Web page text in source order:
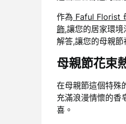
作為 Faful Florist
飾,讓您的居家環
解答,讓您的母親節
母親節花束
在母親節這個特殊
充滿浪漫情懷的香
喜。